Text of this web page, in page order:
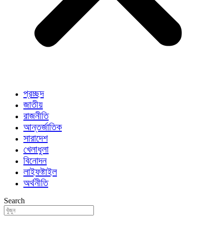
প্রচ্ছদ
জাতীয়
রাজনীতি
আন্তর্জাতিক
সারাদেশ
খেলাধুলা
বিনোদন
লাইফষ্টাইল
অর্থনীতি
Search